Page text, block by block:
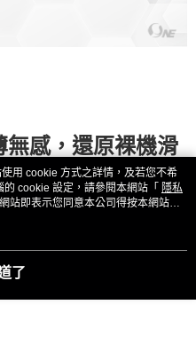
感，還原裸機滑
用 cookie 方式之詳情，及若您不希
cookie 設定，請參閱本網站「 隱私
站即表示您同意本公司得按本網站使
了